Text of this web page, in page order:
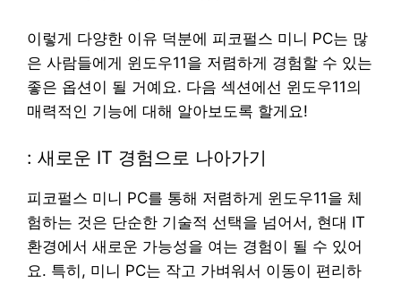
이렇게 다양한 이유 덕분에 피코펄스 미니 PC는 많
은 사람들에게 윈도우11을 저렴하게 경험할 수 있는
좋은 옵션이 될 거예요. 다음 섹션에선 윈도우11의
매력적인 기능에 대해 알아보도록 할게요!
: 새로운 IT 경험으로 나아가기
피코펄스 미니 PC를 통해 저렴하게 윈도우11을 체
험하는 것은 단순한 기술적 선택을 넘어서, 현대 IT
환경에서 새로운 가능성을 여는 경험이 될 수 있어
요. 특히, 미니 PC는 작고 가벼워서 이동이 편리하